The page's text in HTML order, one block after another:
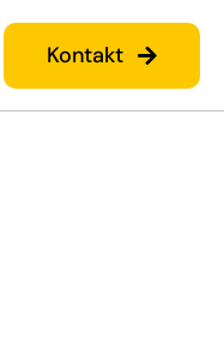
Kontakt